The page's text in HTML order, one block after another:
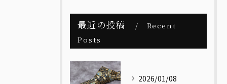
最近の投稿
Recent
Posts
2026/01/08